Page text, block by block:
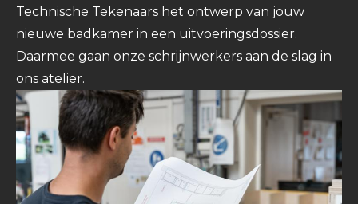
Technische Tekenaars het ontwerp van jouw
nieuwe badkamer in een uitvoeringsdossier.
Daarmee gaan onze schrijnwerkers aan de slag in
ons atelier.